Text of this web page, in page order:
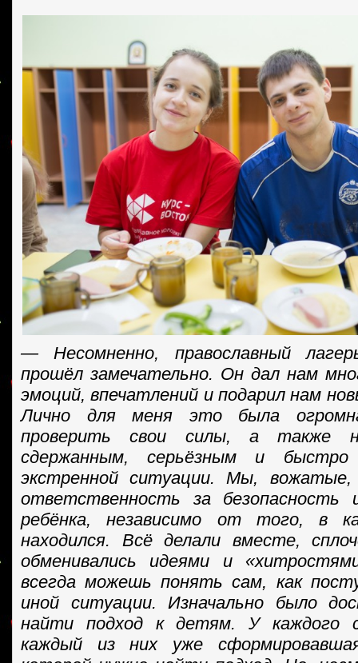
— Несомненно, православный
прошёл замечательно. Он дал нам
эмоций, впечатлений и подарил нам
Лично для меня это была
проверить свои силы, а также
сдержанным, серьёзным и быстро
экстренной ситуации. Мы, вожатые,
ответственность за безопасность
ребёнка, независимо от того, в
находился. Всё делали вместе,
обменивались идеями и
всегда можешь понять сам, как
иной ситуации. Изначально было
найти подход к детям. У каждого
каждый из них уже